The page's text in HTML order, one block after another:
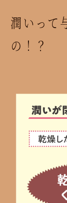
潤いって
の！？